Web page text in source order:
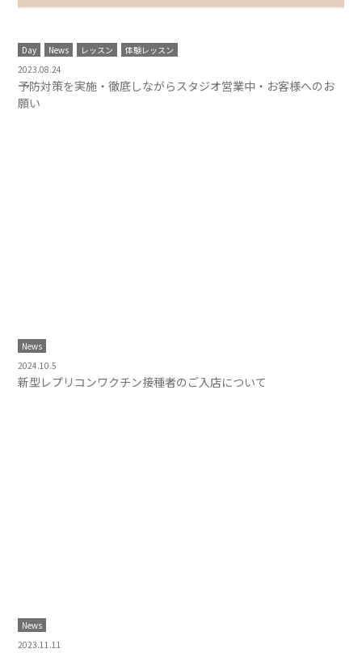
Day News レッスン
体験レッスン
2023.08.24
予防対策を実施・徹底しながらスタジオ営業中・お客様へのお
願い
News
2024.10.5
新型レプリコンワクチン接種者のご入店について
News
2023.11.11